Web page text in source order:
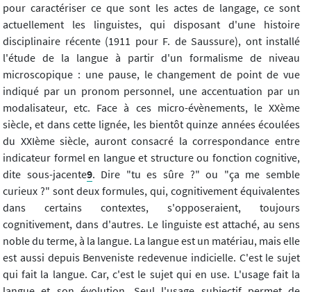
pour caractériser ce que sont les actes de langage, ce sont
actuellement les linguistes, qui disposant d'une histoire
disciplinaire récente (1911 pour F. de Saussure), ont installé
l'étude de la langue à partir d'un formalisme de niveau
microscopique : une pause, le changement de point de vue
indiqué par un pronom personnel, une accentuation par un
modalisateur, etc. Face à ces micro-évènements, le XXème
siècle, et dans cette lignée, les bientôt quinze années écoulées
du XXIème siècle, auront consacré la correspondance entre
indicateur formel en langue et structure ou fonction cognitive,
dite sous-jacente9. Dire "tu es sûre ?" ou "ça me semble
curieux ?" sont deux formules, qui, cognitivement équivalentes
dans certains contextes, s'opposeraient, toujours
cognitivement, dans d'autres. Le linguiste est attaché, au sens
noble du terme, à la langue. La langue est un matériau, mais elle
est aussi depuis Benveniste redevenue indicielle. C'est le sujet
qui fait la langue. Car, c'est le sujet qui en use. L'usage fait la